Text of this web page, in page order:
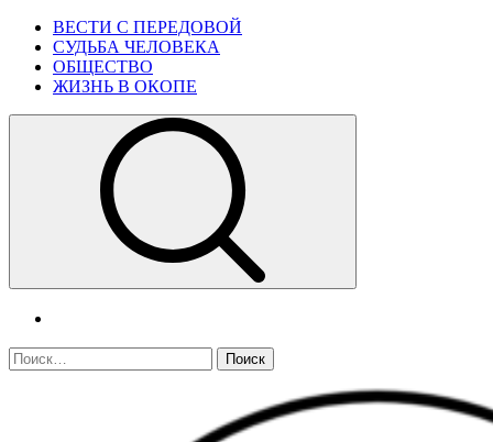
Skip
content
Primary
Menu
ВЕСТИ С ПЕРЕДОВОЙ
СУДЬБА ЧЕЛОВЕКА
ОБЩЕСТВО
ЖИЗНЬ В ОКОПЕ
Найти: